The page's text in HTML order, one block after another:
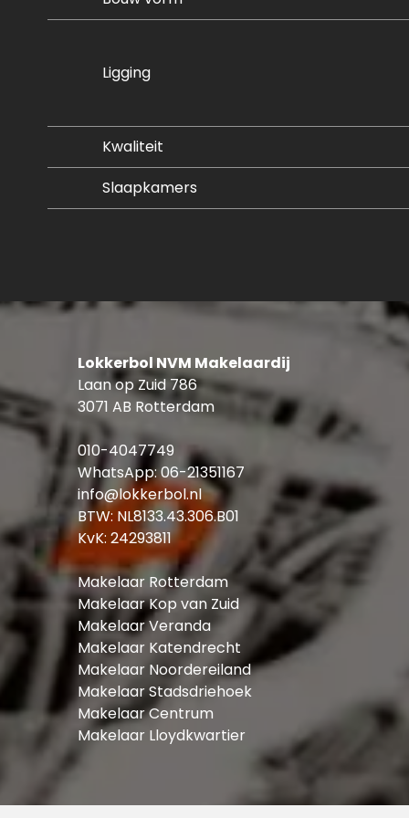
Ligging
Kwaliteit
Slaapkamers
Lokkerbol NVM Makelaardij
Laan op Zuid 786
3071 AB Rotterdam
010-4047749
WhatsApp:06-21351167
info@lokkerbol.nl
BTW: NL8133.43.306.B01
KvK: 24293811
Makelaar Rotterdam
Makelaar Kop van Zuid
Makelaar Veranda
Makelaar Katendrecht
Makelaar Noordereiland
Makelaar Stadsdriehoek
Makelaar Centrum
Makelaar Lloydkwartier